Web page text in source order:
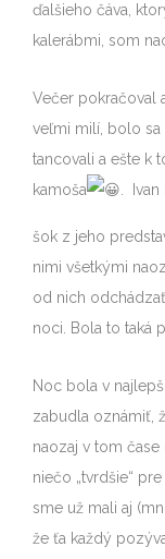
ďalšieho čáva,
kalerábmi, som
Večer pokračoval
veľmi milí, bolo sa
tancovali a ešte k
kamoša
. Ivan
šok z jeho
nimi všetkými
od nich
noci. Bola to taká
Noc bola v
zabudla oznámiť,
naozaj v tom
niečo „tvrdšie“
sme už mali aj
že ťa každý